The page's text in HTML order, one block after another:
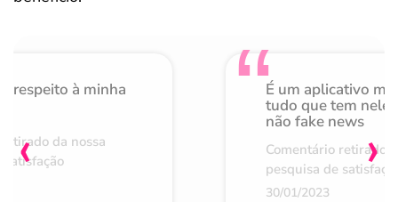
respeito à minha
da nossa
É um aplicativo
tudo que tem nele
não fake news
Comentário retirado
pesquisa de
30/01/2023
‹ ›